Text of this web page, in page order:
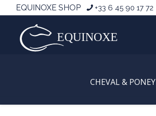
EQUINOXE SHOP +33 6 45 90 17 72
CHEVAL & PONEY